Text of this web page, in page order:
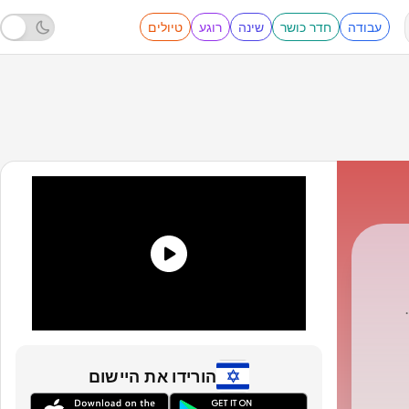
עבודה חדר כושר שינה רוגע טיולים
הורידו את היישום